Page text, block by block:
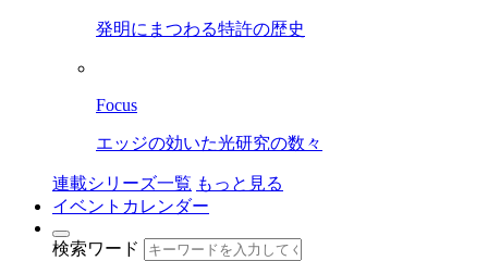
発明にまつわる特許の歴史
Focus
エッジの効いた光研究の数々
連載シリーズ一覧 もっと見る
イベントカレンダー
検索ワード